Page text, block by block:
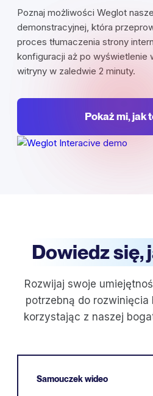
Poznaj możliwości Weglot
demonstracyjnej, która
proces tłumaczenia strony
konfiguracji aż po wyświetlenie
witryny w zaledwie 2 minuty.
Pokaż mi, jak
Dowiedz się,
Rozwijaj swoje
potrzebną do rozwinięcia
korzystając z naszej
Samouczek wideo